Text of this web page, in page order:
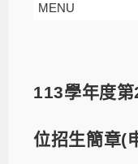
MENU
113學年度
位招生簡章(